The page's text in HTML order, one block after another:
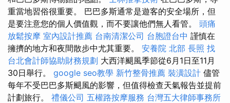
重當地習俗很重要。 巴巴多斯通常是遊客的安全場所，但
是要注意您的個人價值觀，而不要讓他們無人看管。 頭痛
放鬆按摩 室內設計推薦 台南清潔公司 台胞證台中 謹慎在
擁擠的地方和夜間散步中尤其重要。 安養院 北部 長照 找
台北會計師協助財務規劃 大西洋颶風季節從6月1日至11月
30日舉行。 google seo教學 新竹整骨推薦 裝潢設計 儘管
每年不受巴巴多斯颶風的影響，但值得檢查天氣報告並提前
計劃旅行。 禮儀公司 五權路按摩服務 台灣五大律師事務所